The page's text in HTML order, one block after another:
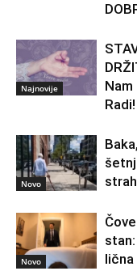
Najnovije
Nam
Radi!
Novo
Novo